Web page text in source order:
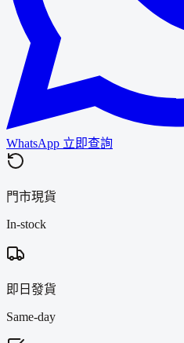
WhatsApp 立即查詢
門市現貨
In-stock
即日發貨
Same-day